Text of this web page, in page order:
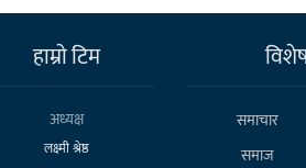
हाम्राे टिम
अध्यक्ष
लक्ष्मी श्रेष्ठ
समाचार
समाज